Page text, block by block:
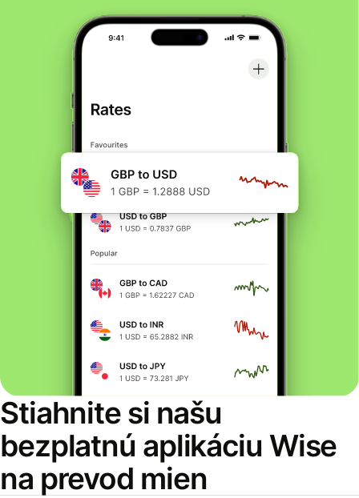
Stiahnite si našu
bezplatnú aplikáciu Wise
na prevod mien